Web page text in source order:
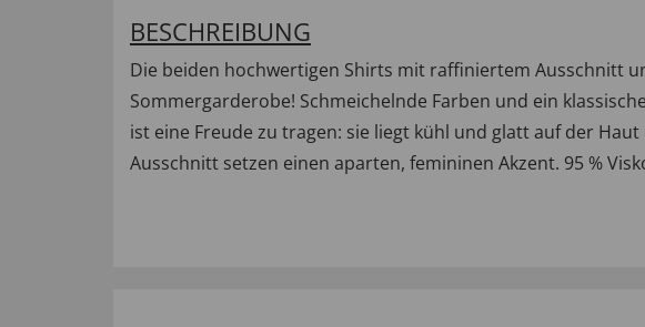
BESCHREIBUNG
Die beiden hochwertigen Shirts mit raffiniertem Ausschnitt
Sommergarderobe! Schmeichelnde Farben und ein
ist eine Freude zu tragen: sie liegt kühl und glatt auf der
Ausschnitt setzen einen aparten, femininen Akzent. 95 %